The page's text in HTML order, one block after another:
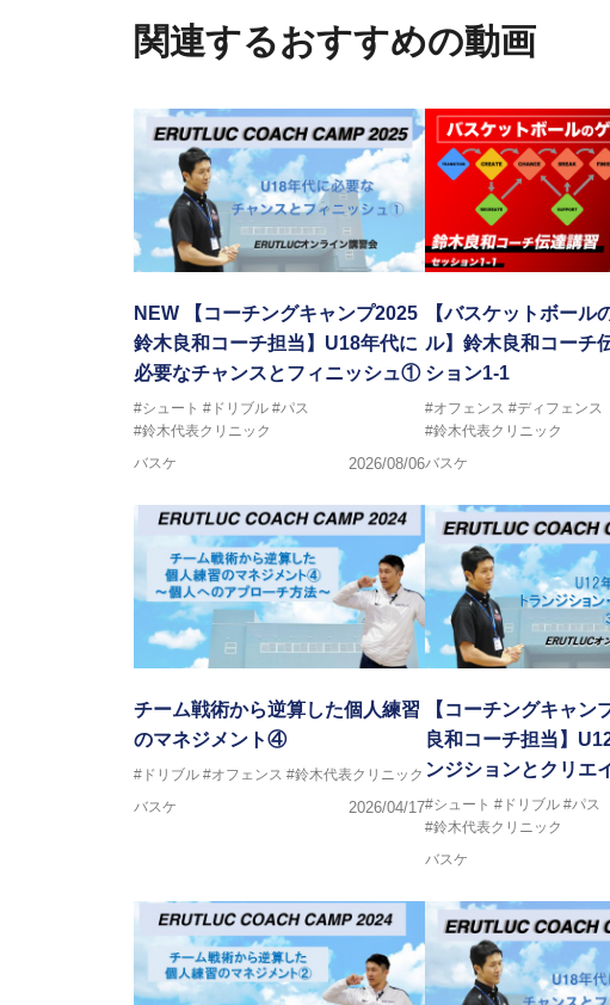
2016年U13ナショナルキャンプヘッドコーチ
2017年U13ナショナルキャンプヘッドコー
2017年男子日本代表サポートコーチ
2018年U22日本代表スプリングキャンプア
2018年U12ナショナルキャンプヘッドコーチ
2018年U13ナショナルキャンプヘッドコーチ
2018年～2021年男子日本代表サポートコー
関連するおすすめの動画
NEW
【コーチングキャンプ2025
鈴木良和コーチ担当】U18年代に
必要なチャンスとフィニッシュ①
#シュート #ドリブル #パス
#鈴木代表クリニック
バスケ
2026/08/06
【バスケットボール
ル】鈴木良和コーチ
ション1-1
#オフェンス #ディフェンス
#鈴木代表クリニック
バスケ
チーム戦術から逆算した個人練習
のマネジメント④
#ドリブル #オフェンス #鈴木代表クリニック
バスケ
2026/04/17
【コーチングキャン
良和コーチ担当】
ンジションとクリエ
#シュート #ドリブル #パス
#鈴木代表クリニック
バスケ